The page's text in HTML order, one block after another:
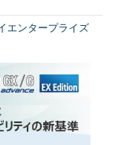
エンタープライズ